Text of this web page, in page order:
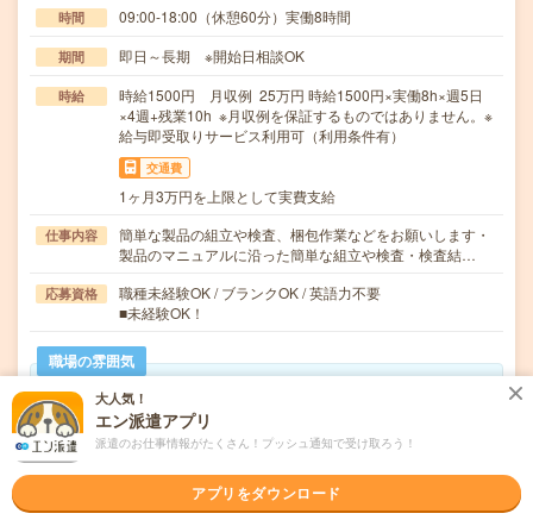
時間 09:00-18:00（休憩60分）実働8時間
期間 即日～長期 ※開始日相談OK
時給
時給1500円 月収例 25万円 時給1500円×実働8h×週5日
×4週+残業10h ※月収例を保証するものではありません。※
給与即受取りサービス利用可（利用条件有）
交通費
1ヶ月3万円を上限として実費支給
仕事内容
簡単な製品の組立や検査、梱包作業などをお願いします・
製品のマニュアルに沿った簡単な組立や検査・検査結…
応募資格
職種未経験OK / ブランクOK / 英語力不要
■未経験OK！
職場の雰囲気
年齢層
20代
30代 40代 50代
男女比率
大人気！
エン派遣アプリ
派遣のお仕事情報がたくさん！プッシュ通知で受け取ろう！
アプリをダウンロード